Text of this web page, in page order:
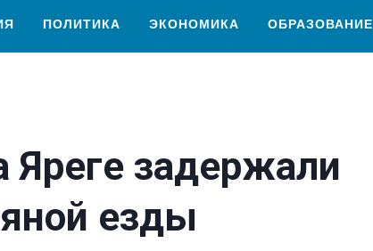
ПОЛИТИКА ЭКОНОМИКА ОБРАЗОВАНИЕ
Яреге задержали
езды